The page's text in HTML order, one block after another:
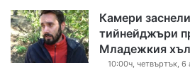
Камери
тийнейджъри
Младежкия
10:00ч, четвъртък, 6